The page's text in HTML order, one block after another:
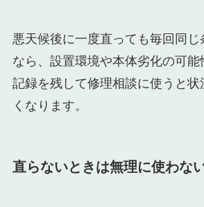
悪天候後に一度直っても毎回同じ
なら、設置環境や本体劣化の可能
記録を残して修理相談に使うと状
くなります。
直らないときは無理に使わな